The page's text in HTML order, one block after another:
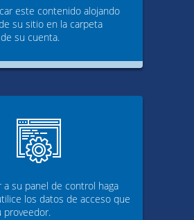
este contenido alojando
su sitio en la carpeta
su cuenta.
a su panel de control haga
los datos de acceso que
proveedor.